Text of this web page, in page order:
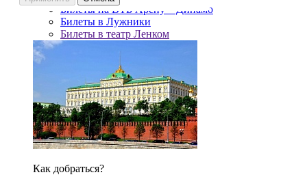
Билеты на ВТБ Арену – Динамо
Билеты в Лужники
Билеты в театр Ленком
Как добраться?